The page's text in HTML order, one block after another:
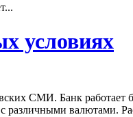
условиях
СМИ. Банк
валютами.